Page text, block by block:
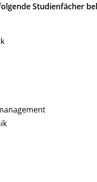
Studienfächer